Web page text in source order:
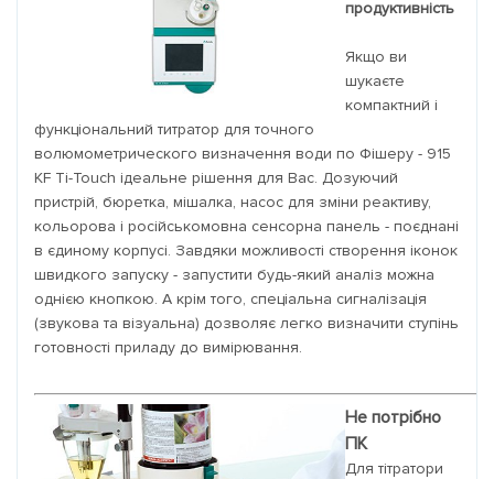
продуктивність
Якщо ви
шукаєте
компактний і
функціональний титратор для точного
волюмометрического визначення води по Фішеру - 915
KF Ti-Touch ідеальне рішення для Вас. Дозуючий
пристрій, бюретка, мішалка, насос для зміни реактиву,
кольорова і російськомовна сенсорна панель - поєднані
в єдиному корпусі. Завдяки можливості створення іконок
швидкого запуску - запустити будь-який аналіз можна
однією кнопкою. А крім того, спеціальна сигналізація
(звукова та візуальна) дозволяє легко визначити ступінь
готовності приладу до вимірювання.
Не потрібно
ПК
Для тітратори